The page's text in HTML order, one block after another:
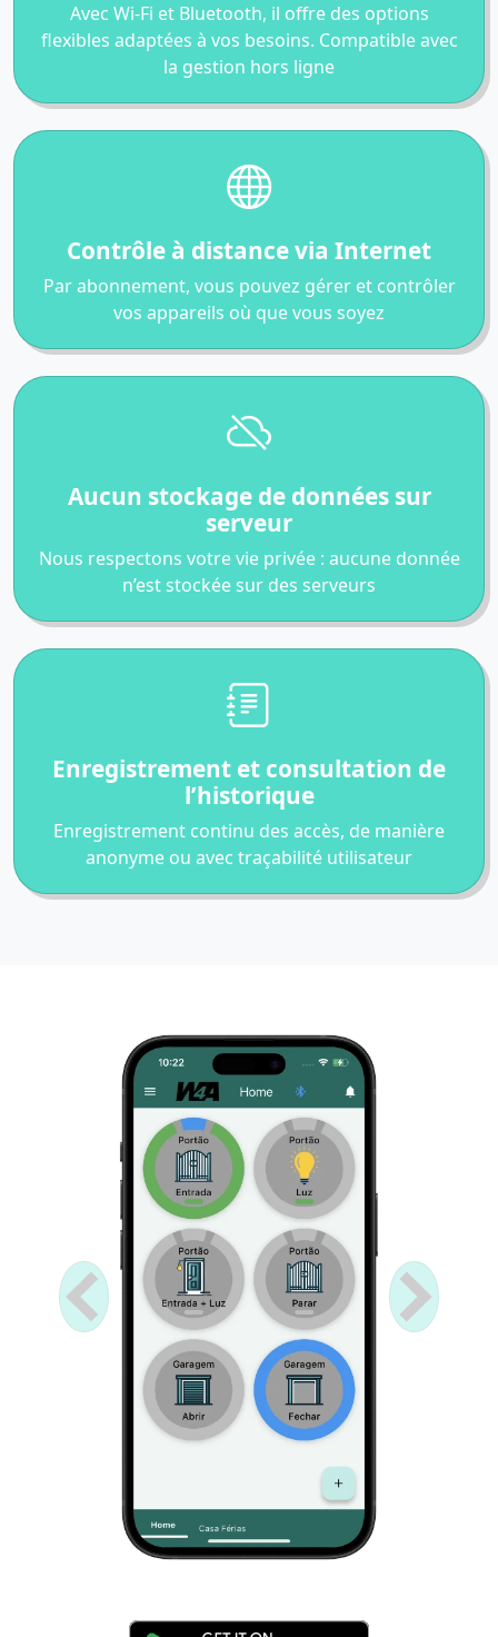
Avec Wi-Fi et Bluetooth, il offre des options
flexibles adaptées à vos besoins. Compatible avec
la gestion hors ligne
Contrôle à distance via Internet
Par abonnement, vous pouvez gérer et contrôler
vos appareils où que vous soyez
Aucun stockage de données sur
serveur
Nous respectons votre vie privée : aucune donnée
n’est stockée sur des serveurs
Enregistrement et consultation de
l’historique
Enregistrement continu des accès, de manière
anonyme ou avec traçabilité utilisateur
Anterior Próximo